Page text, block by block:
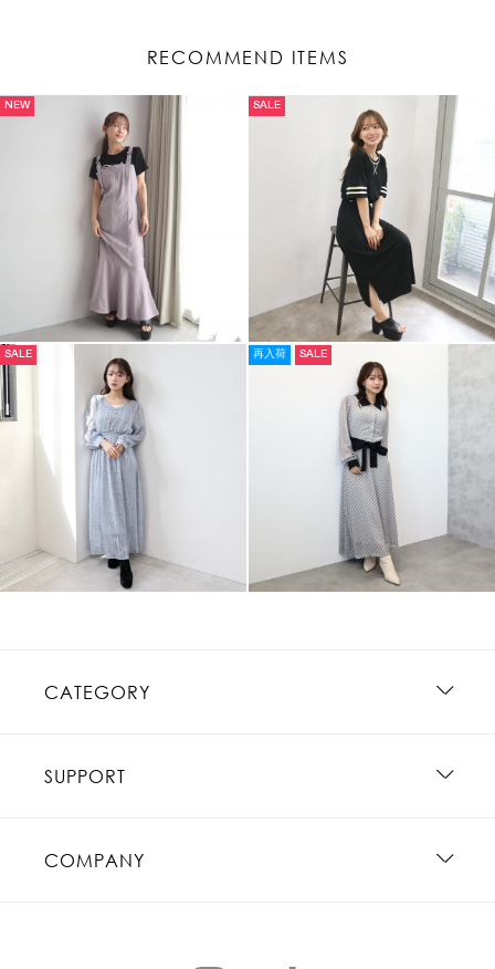
RECOMMEND ITEMS
NEW SALE
SALE 再入荷 SALE
CATEGORY
SUPPORT
COMPANY